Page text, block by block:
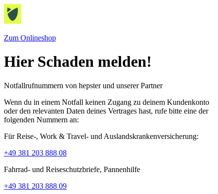
Zum Onlineshop
Hier Schaden melden!
Notfallrufnummern von hepster und unserer Partner
Wenn du in einem Notfall keinen Zugang zu deinem Kundenkonto
oder den relevanten Daten deines Vertrages hast, rufe bitte eine der
folgenden Nummern an:
Für Reise-, Work & Travel- und Auslandskrankenversicherung:
+49 381 203 888 08
Fahrrad- und Reiseschutzbriefe, Pannenhilfe
+49 381 203 888 09